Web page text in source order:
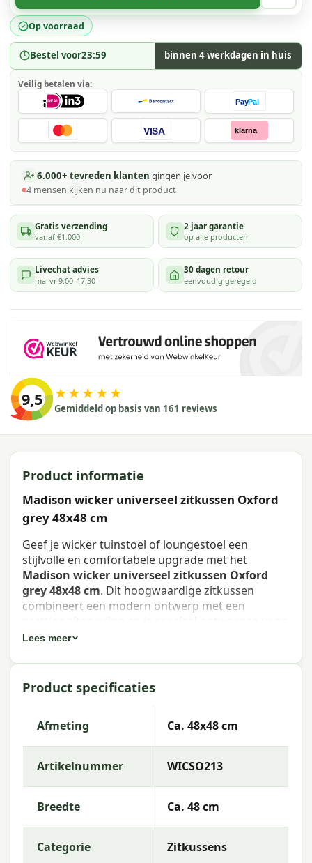
Op voorraad
Bestel voor23:59 binnen 4 werkdagen in huis
Veilig betalen via:
PayPal
VISA klarna
6.000+ tevreden klanten gingen je voor
4 mensen kijken nu naar dit product
Gratis verzending
vanaf €1.000
2 jaar garantie
op alle producten
Livechat advies
ma–vr 9:00–17:30
30 dagen retour
eenvoudig geregeld
9,5 ★★★★★
Gemiddeld op basis van 161 reviews
Product informatie
Madison wicker universeel zitkussen Oxford
grey 48x48 cm
Geef je wicker tuinstoel of loungestoel een
stijlvolle en comfortabele upgrade met het
Madison wicker universeel zitkussen Oxford
grey 48x48 cm. Dit hoogwaardige zitkussen
combineert een modern ontwerp met een
buitengebruik.
Dit zitkussen past perfect op je wicker tuinstoel of
extra comfort. De oxford grey kleur laat zich
eenvoudig combineren met andere
tuinaccessoires of kussens uit de Madison-
Eigenschappen Madison wicker
universeel zitkussen Oxford grey
48x48 cm
aanbevolen om het kussen bij regen op te bergen
Lees meer
Product specificaties
Afmeting Ca. 48x48 cm
Artikelnummer WICSO213
Breedte Ca. 48 cm
Categorie Zitkussens